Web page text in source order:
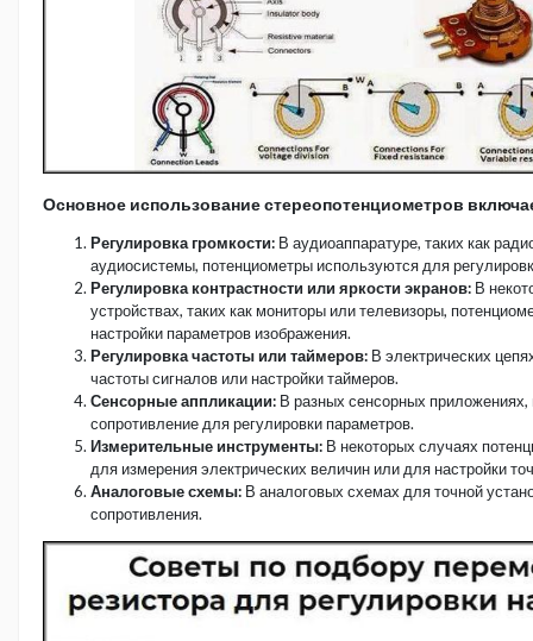
Основное использование стереопотенциометров
Регулировка громкости: В аудиоаппаратуре, таких как
аудиосистемы, потенциометры используются для
Регулировка контрастности или яркости экранов: В
устройствах, таких как мониторы или телевизоры,
настройки параметров изображения.
Регулировка частоты или таймеров: В электрических
частоты сигналов или настройки таймеров.
Сенсорные аппликации: В разных сенсорных приложениях,
сопротивление для регулировки параметров.
Измерительные инструменты: В некоторых случаях
для измерения электрических величин или для настройки
Аналоговые схемы: В аналоговых схемах для точной
сопротивления.